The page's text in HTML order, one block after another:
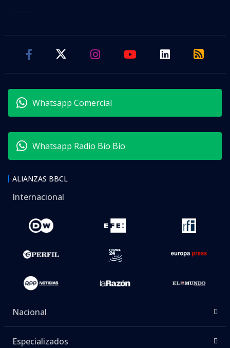
Whatsapp Comercial
Whatsapp Radio Bío Bío
ALIANZAS BBCL
Internacional
Nacional
Especializados